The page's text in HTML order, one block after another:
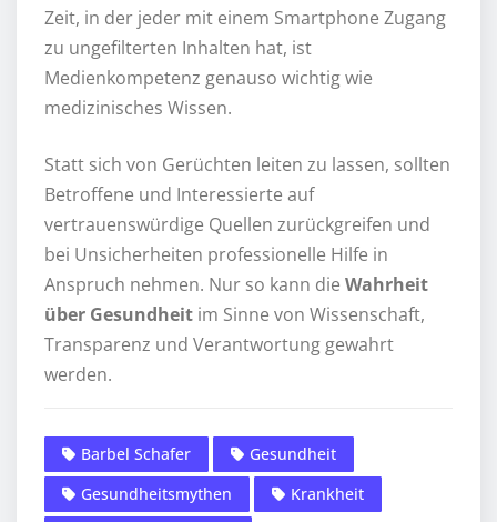
Zeit, in der jeder mit einem Smartphone Zugang
zu ungefilterten Inhalten hat, ist
Medienkompetenz genauso wichtig wie
medizinisches Wissen.
Statt sich von Gerüchten leiten zu lassen, sollten
Betroffene und Interessierte auf
vertrauenswürdige Quellen zurückgreifen und
bei Unsicherheiten professionelle Hilfe in
Anspruch nehmen. Nur so kann die Wahrheit
über Gesundheit im Sinne von Wissenschaft,
Transparenz und Verantwortung gewahrt
werden.
Barbel Schafer
Gesundheit
Gesundheitsmythen
Krankheit